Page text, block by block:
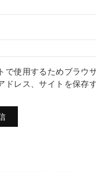
で使用するためブラウ
ドレス、サイトを保存す